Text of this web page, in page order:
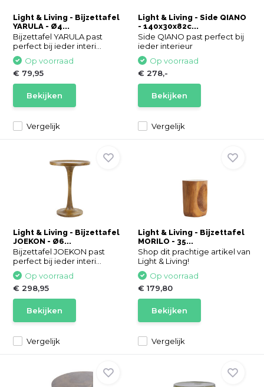
Light & Living - Bijzettafel
YARULA - Ø4...
Bijzettafel YARULA past
perfect bij ieder interi...
Vergelijk
Op voorraad
€ 79,95
Bekijken
Light & Living - Side QIANO
- 140x30x82c...
Side QIANO past perfect bij
ieder interieur
Vergelijk
Op voorraad
€ 278,-
Bekijken
Light & Living - Bijzettafel
JOEKON - Ø6...
Bijzettafel JOEKON past
perfect bij ieder interi...
Vergelijk
Op voorraad
€ 298,95
Bekijken
Light & Living - Bijzettafel
MORILO - 35...
Shop dit prachtige artikel van
Light & Living!
Vergelijk
Op voorraad
€ 179,80
Bekijken